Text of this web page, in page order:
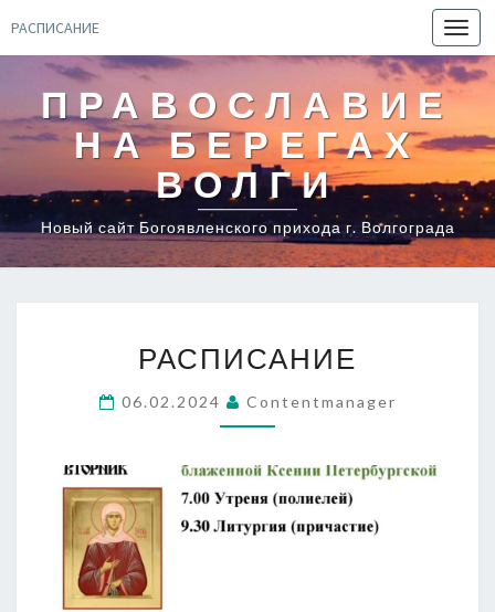
РАСПИСАНИЕ
ПРАВОСЛАВИЕ
НА БЕРЕГАХ
ВОЛГИ
Новый сайт Богоявленского прихода г. Волгограда
РАСПИСАНИЕ
06.02.2024 Contentmanager